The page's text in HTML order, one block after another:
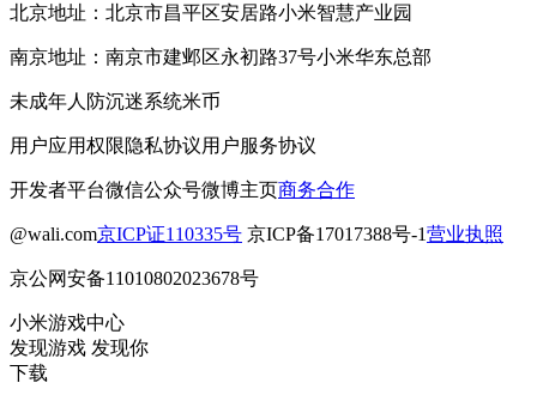
北京地址：北京市昌平区安居路小米智慧产业园
南京地址：南京市建邺区永初路37号小米华东总部
未成年人防沉迷系统米币
用户应用权限隐私协议用户服务协议
开发者平台微信公众号微博主页商务合作
@wali.com京ICP证110335号 京ICP备17017388号-1营业执照
京公网安备11010802023678号
小米游戏中心
发现游戏 发现你
下载